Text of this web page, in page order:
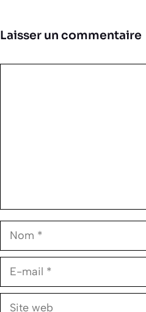
Laisser un commentaire
Nom
E-
Site